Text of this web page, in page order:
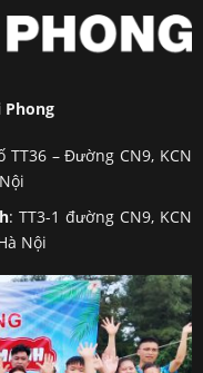
Phong
TT36 – Đường CN9, KCN
: TT3-1 đường CN9, KCN
Nội